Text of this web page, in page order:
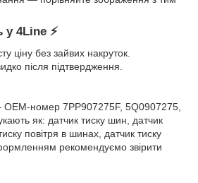
4Line ⚡
ціну без зайвих накруток.
після підтвердження.
номер 7PP907275F, 5Q0907275,
як: датчик тиску шин, датчик
повітря в шинах, датчик тиску
рекомендуємо звірити